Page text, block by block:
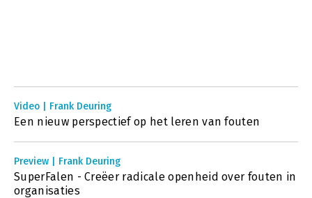
Video | Frank Deuring
Een nieuw perspectief op het leren van fouten
Preview | Frank Deuring
SuperFalen - Creëer radicale openheid over fouten in
organisaties